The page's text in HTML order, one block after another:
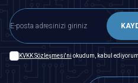
KVKK Sözleşmesi'ni okudum, kabul ediyorum.